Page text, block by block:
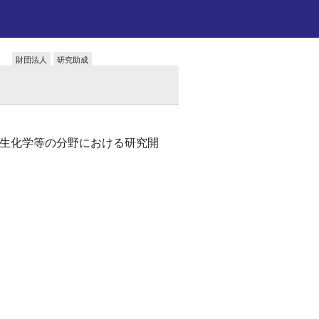
財団法人 研究助成
化学等の分野における研究開